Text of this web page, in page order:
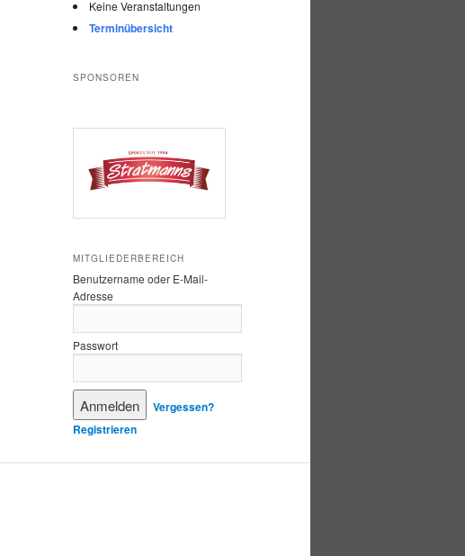
Keine Veranstaltungen
Terminübersicht
SPONSOREN
MITGLIEDERBEREICH
Benutzername oder E-Mail-
Adresse
Passwort
Vergessen?
Registrieren